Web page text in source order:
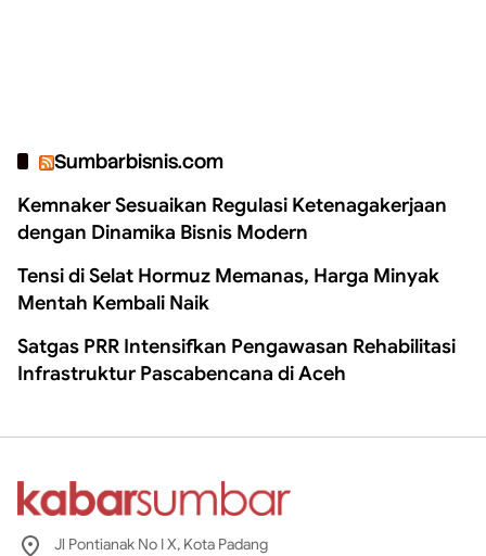
Sumbarbisnis.com
Kemnaker Sesuaikan Regulasi Ketenagakerjaan
dengan Dinamika Bisnis Modern
Tensi di Selat Hormuz Memanas, Harga Minyak
Mentah Kembali Naik
Satgas PRR Intensifkan Pengawasan Rehabilitasi
Infrastruktur Pascabencana di Aceh
Jl Pontianak No I X, Kota Padang